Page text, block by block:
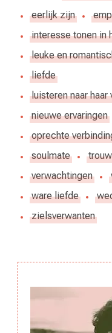
eerlijk zijn
interesse tonen in
leuke en
liefde
luisteren naar
nieuwe ervaringen
oprechte
soulmate
verwachtingen
ware liefde
zielsverwanten